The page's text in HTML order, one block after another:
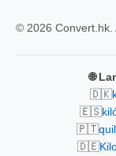
© 2026 Convert.hk.
🌐
🇩🇰
🇪🇸
🇵🇹
🇩🇪